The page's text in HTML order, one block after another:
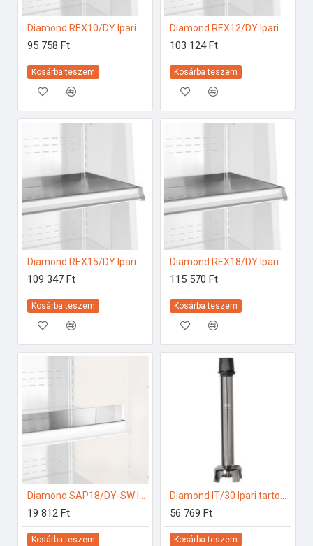
Diamond REX10/DY Ipari hűtő kiegészítők
95 758 Ft
Kosárba teszem
Diamond REX12/DY Ipari hűtő kiegészítők
103 124 Ft
Kosárba teszem
Diamond REX15/DY Ipari hűtő kiegészítők
109 347 Ft
Kosárba teszem
Diamond REX18/DY Ipari hűtő kiegészítők
115 570 Ft
Kosárba teszem
Diamond SAP18/DY-SW Ipari hűtő kiegészítők
19 812 Ft
Kosárba teszem
Diamond IT/30 Ipari tartozékok
56 769 Ft
Kosárba teszem